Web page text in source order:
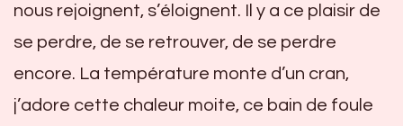
nous rejoignent, s’éloignent. Il y a ce plaisir de
se perdre, de se retrouver, de se perdre
encore. La température monte d’un cran,
j’adore cette chaleur moite, ce bain de foule